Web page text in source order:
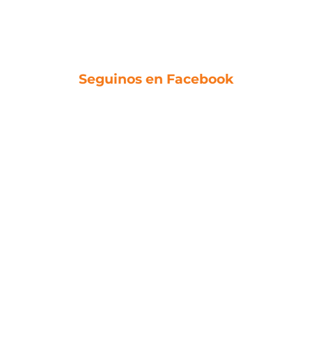
Seguinos en Facebook